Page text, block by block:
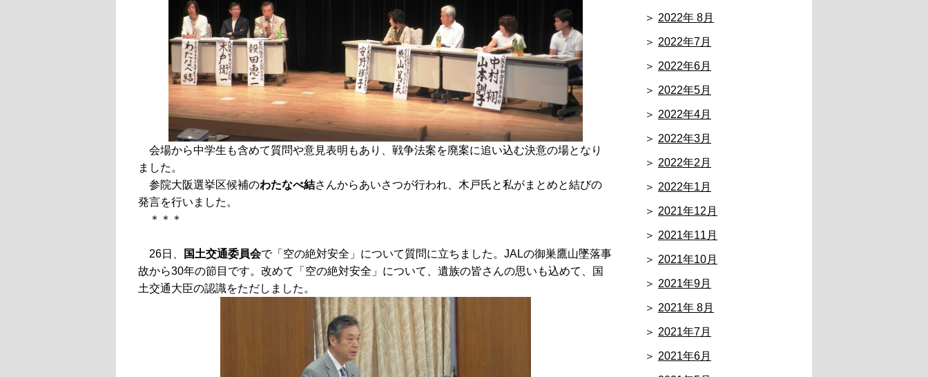
会場から中学生も含めて質問や意見表明もあり、戦争法案を廃案に追い込む決意の場となり
ました。
参院大阪選挙区候補のわたなべ結さんからあいさつが行われ、木戸氏と私がまとめと結びの
発言を行いました。
＊＊＊
26日、 国土交通委員会で「空の絶対安全」について質問に立ちました。JALの御巣鷹山墜落事
故から30年の節目です。改めて「空の絶対安全」について、遺族の皆さんの思いも込めて、国
土交通大臣の認識をただしました。
2022年 8月
2022年7月
2022年6月
2022年5月
2022年4月
2022年3月
2022年2月
2022年1月
2021年12月
2021年11月
2021年10月
2021年9月
2021年 8月
2021年7月
2021年6月